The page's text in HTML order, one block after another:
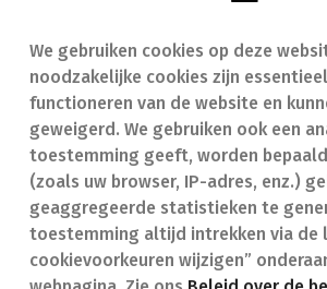
We gebruiken cookies op deze
noodzakelijke cookies zijn
functioneren van de website en
geweigerd. We gebruiken ook een
toestemming geeft, worden
(zoals uw browser, IP-adres, enz.)
geaggregeerde statistieken te
toestemming altijd intrekken via de
cookievoorkeuren wijzigen”
Vind een apotheek
Onze expertise
Ziekten
Geneesmiddelen
In geval
Contact
(FAQ)